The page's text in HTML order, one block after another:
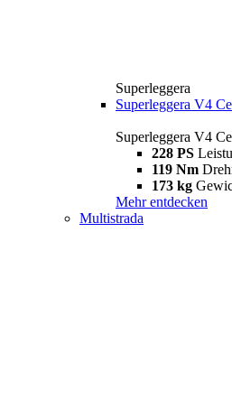
Superleggera
Superleggera V4
Superleggera V4
228 PS
119 Nm
173 kg
Mehr entdecken
Multistrada